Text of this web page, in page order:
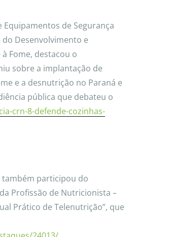
de Segurança
Desenvolvimento e
Fome, destacou o
sobre a implantação de
e a desnutrição no Paraná e
pública que debateu o
crn-8-defende-cozinhas-
também participou do
Profissão de Nutricionista –
Prático de Telenutrição”, que